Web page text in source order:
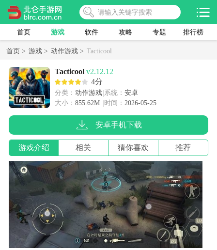
首页 游戏 软件 攻略 专题 排行榜
首页 > 游戏 > 动作游戏 > Tacticool
Tacticool v2.12.12
4分
分类： 动作游戏 系统： 安卓
大小： 855.62M 时间： 2026-05-25
安卓手机下载
游戏介绍 相关 猜你喜欢 推荐